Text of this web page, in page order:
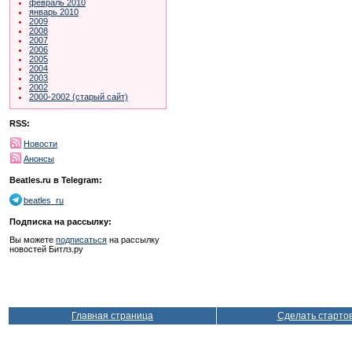
февраль 2010
январь 2010
2009
2008
2007
2006
2005
2004
2003
2002
2000-2002 (старый сайт)
RSS:
Новости
Анонсы
Beatles.ru в Telegram:
beatles_ru
Подписка на рассылку:
Вы можете подписаться на рассылку
новостей Битлз.ру
Главная страница Сделать